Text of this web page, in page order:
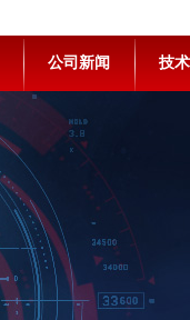
公司新闻 技